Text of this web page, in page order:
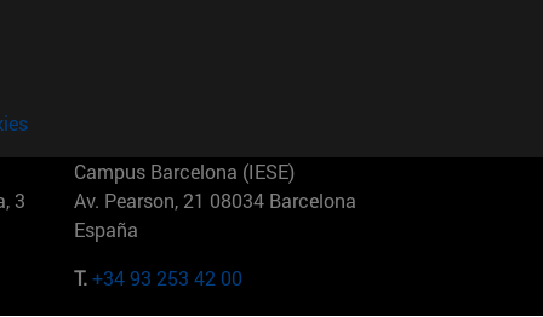
3
Campus Barcelona (IESE)
Av. Pearson, 21 08034 Barcelona
España
T.+34 93 253 42 00